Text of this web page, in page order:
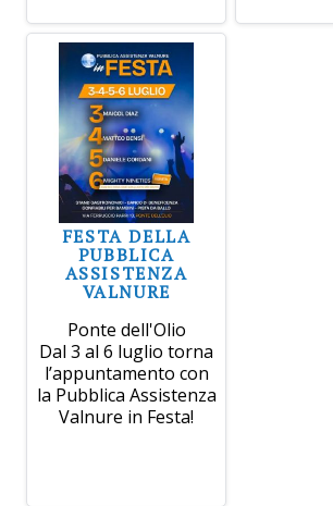
FESTA DELLA
PUBBLICA
ASSISTENZA
VALNURE
Ponte dell'Olio
Dal 3 al 6 luglio torna
l’appuntamento con
la Pubblica Assistenza
Valnure in Festa!